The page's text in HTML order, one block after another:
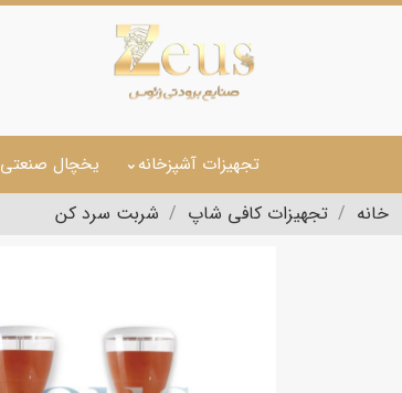
تجهیزات آشپزخانه یخچال صنعتی
خانه تجهیزات کافی شاپ شربت سرد کن